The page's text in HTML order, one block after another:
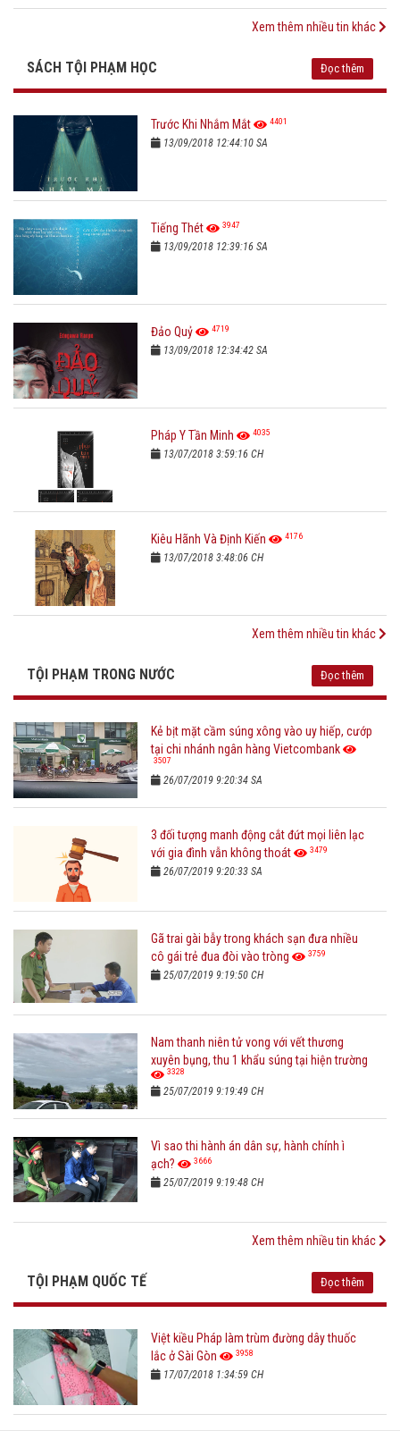
Xem thêm nhiều tin khác
SÁCH TỘI PHẠM HỌC Đọc thêm
Trước Khi Nhắm Mắt 4401
13/09/2018 12:44:10 SA
Tiếng Thét 3947
13/09/2018 12:39:16 SA
Đảo Quỷ 4719
13/09/2018 12:34:42 SA
Pháp Y Tần Minh 4035
13/07/2018 3:59:16 CH
Kiêu Hãnh Và Định Kiến 4176
13/07/2018 3:48:06 CH
Xem thêm nhiều tin khác
TỘI PHẠM TRONG NƯỚC Đọc thêm
Kẻ bịt mặt cầm súng xông vào uy hiếp, cướp
tại chi nhánh ngân hàng Vietcombank
3507
26/07/2019 9:20:34 SA
3 đối tượng manh động cắt đứt mọi liên lạc
với gia đình vẫn không thoát
3479
26/07/2019 9:20:33 SA
Gã trai gài bẫy trong khách sạn đưa nhiều
cô gái trẻ đua đòi vào tròng
3759
25/07/2019 9:19:50 CH
Nam thanh niên tử vong với vết thương
xuyên bụng, thu 1 khẩu súng tại hiện trường
3328
25/07/2019 9:19:49 CH
Vì sao thi hành án dân sự, hành chính ì
ạch?
3666
25/07/2019 9:19:48 CH
Xem thêm nhiều tin khác
TỘI PHẠM QUỐC TẾ Đọc thêm
Việt kiều Pháp làm trùm đường dây thuốc
lắc ở Sài Gòn
3958
17/07/2018 1:34:59 CH